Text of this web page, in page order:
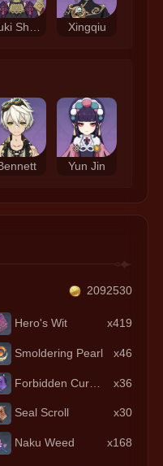
Xingqiu
Yun Jin
2092530
Hero's Wit x419
Smoldering Pearl x46
x36
Seal Scroll x30
Naku Weed x168